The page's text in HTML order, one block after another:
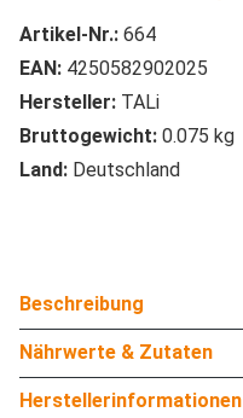
Artikel-Nr.: 664
EAN: 4250582902025
Hersteller: TALi
Bruttogewicht: 0.075 kg
Land: Deutschland
Beschreibung
Nährwerte & Zutaten
Herstellerinformationen